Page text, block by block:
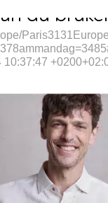
du